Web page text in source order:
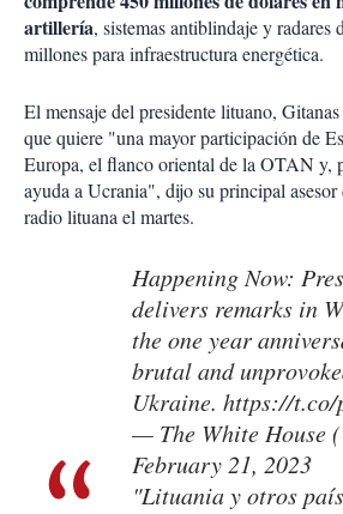
artillería, sistemas antiblindaje y radares
millones para infraestructura energética.
El mensaje del presidente lituano,
que quiere "una mayor participación de
Europa, el flanco oriental de la OTAN y,
ayuda a Ucrania", dijo su principal
radio lituana el martes.
Happening Now:
delivers remarks in
the one year
brutal and
Ukraine. https://t.co/
— The White House
February 21, 2023
"Lituania y otros